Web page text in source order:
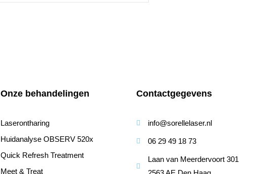
Onze behandelingen
Laserontharing
Huidanalyse OBSERV 520x
Quick Refresh Treatment
Meet & Treat
Contactgegevens
info@sorellelaser.nl
06 29 49 18 73
Laan van Meerdervoort 301